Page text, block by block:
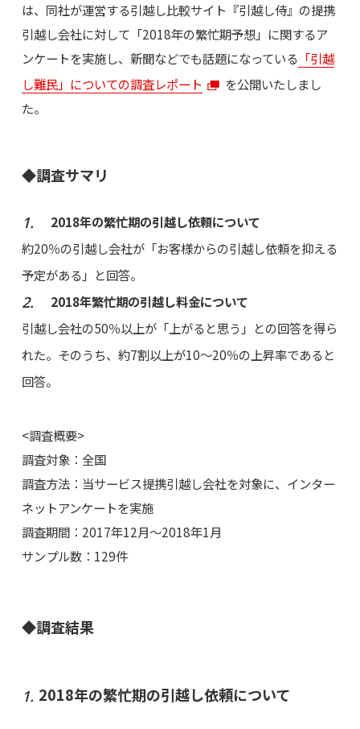
は、同社が運営する引越し比較サイト『引越し侍』の提携
引越し会社に対して「2018年の繁忙期予想」に関するア
ンケートを実施し、新聞などでも話題になっている 「引越
し難民」についての調査レポート
を公開いたしまし
た。
◆調査サマリ
2018年の繁忙期の引越し依頼について
約20％の引越し会社が「お客様からの引越し依頼を抑える
予定がある」と回答。
2018年繁忙期の引越し料金について
引越し会社の50％以上が「上がると思う」との回答を得ら
れた。そのうち、約7割以上が10～20％の上昇率であると
回答。
<調査概要>
調査対象：全国
調査方法：当サービス提携引越し会社を対象に、インター
ネットアンケートを実施
調査期間：2017年12月～2018年1月
サンプル数：129件
◆調査結果
2018年の繁忙期の引越し依頼について